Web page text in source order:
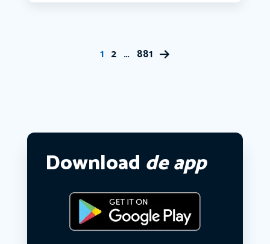
1 2 … 881
Download de app